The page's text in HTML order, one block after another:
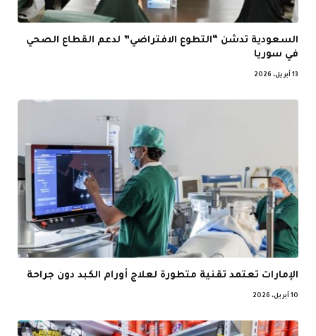
السعودية تدشن “التطوع الافتراضي” لدعم القطاع الصحي
في سوريا
13 أبريل، 2026
الإمارات تعتمد تقنية متطورة لعلاج أورام الكبد دون جراحة
10 أبريل، 2026